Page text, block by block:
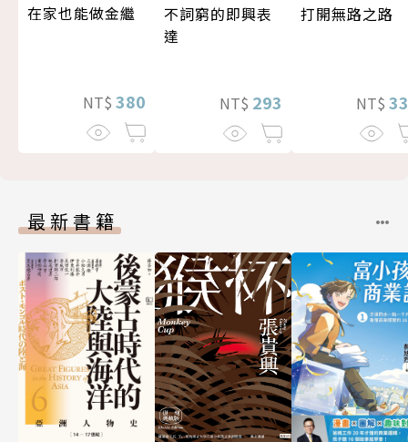
在家也能做金繼
NT$ 380
不詞窮的即興表
達
NT$ 293
打開無路之路
NT$
最新書籍